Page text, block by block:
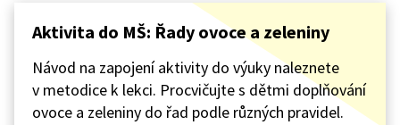
Aktivita do MŠ: Řady ovoce a zeleniny
Návod na zapojení aktivity do výuky naleznete
v metodice k lekci. Procvičujte s dětmi doplňování
ovoce a zeleniny do řad podle různých pravidel.